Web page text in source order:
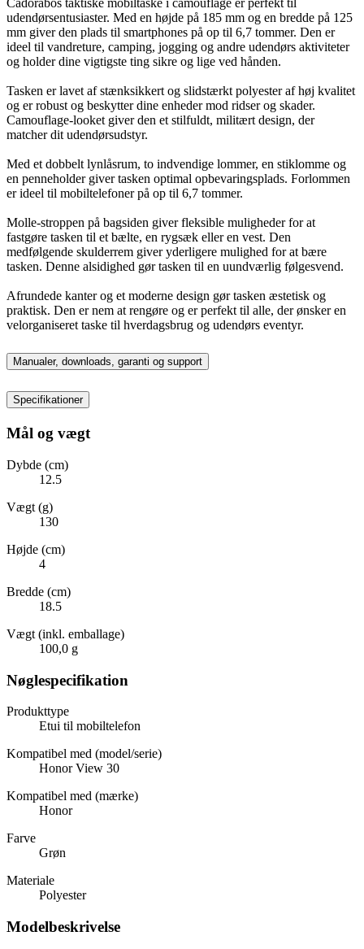
udendørsentusiaster. Med en højde på 185 mm og en bredde på 125
mm giver den plads til smartphones på op til 6,7 tommer. Den er
ideel til vandreture, camping, jogging og andre udendørs aktiviteter
og holder dine vigtigste ting sikre og lige ved hånden.
Tasken er lavet af stænksikkert og slidstærkt polyester af høj kvalitet
og er robust og beskytter dine enheder mod ridser og skader.
Camouflage-looket giver den et stilfuldt, militært design, der
matcher dit udendørsudstyr.
Med et dobbelt lynlåsrum, to indvendige lommer, en stiklomme og
en penneholder giver tasken optimal opbevaringsplads. Forlommen
er ideel til mobiltelefoner på op til 6,7 tommer.
Molle-stroppen på bagsiden giver fleksible muligheder for at
fastgøre tasken til et bælte, en rygsæk eller en vest. Den
medfølgende skulderrem giver yderligere mulighed for at bære
tasken. Denne alsidighed gør tasken til en uundværlig følgesvend.
Afrundede kanter og et moderne design gør tasken æstetisk og
praktisk. Den er nem at rengøre og er perfekt til alle, der ønsker en
velorganiseret taske til hverdagsbrug og udendørs eventyr.
Manualer, downloads, garanti og support
Specifikationer
Mål og vægt
Dybde (cm)
12.5
Vægt (g)
130
Højde (cm)
4
Bredde (cm)
18.5
Vægt (inkl. emballage)
100,0 g
Nøglespecifikation
Produkttype
Etui til mobiltelefon
Kompatibel med (model/serie)
Honor View 30
Kompatibel med (mærke)
Honor
Farve
Grøn
Materiale
Polyester
Modelbeskrivelse